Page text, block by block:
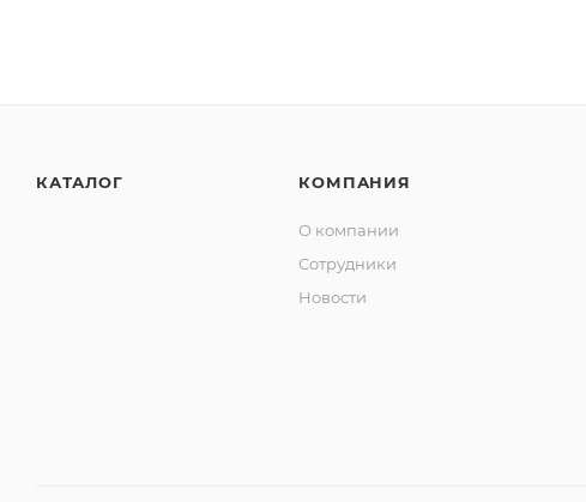
КАТАЛОГ КОМПАНИЯ
О компании
Сотрудники
Новости